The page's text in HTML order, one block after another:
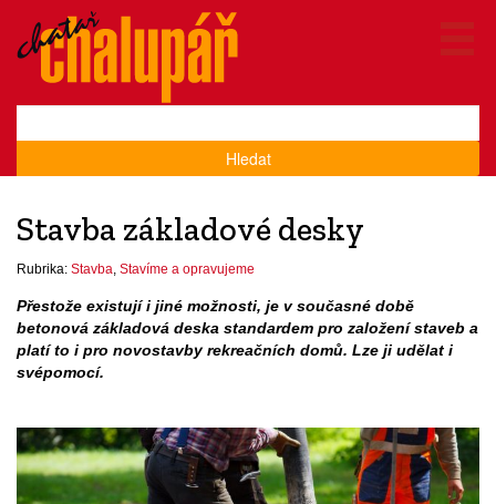
Hledat
Stavba základové desky
Rubrika: Stavba Stavíme a opravujeme
Přestože existují i jiné možnosti, je v současné době
betonová základová deska standardem pro založení staveb a
platí to i pro novostavby rekreačních domů. Lze ji udělat i
svépomocí.